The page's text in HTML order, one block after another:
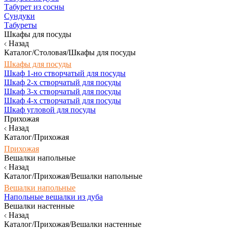
Табурет из сосны
Сундуки
Табуреты
Шкафы для посуды
Назад
Каталог/Столовая/Шкафы для посуды
Шкафы для посуды
Шкаф 1-но створчатый для посуды
Шкаф 2-х створчатый для посуды
Шкаф 3-х створчатый для посуды
Шкаф 4-х створчатый для посуды
Шкаф угловой для посуды
Прихожая
Назад
Каталог/Прихожая
Прихожая
Вешалки напольные
Назад
Каталог/Прихожая/Вешалки напольные
Вешалки напольные
Напольные вешалки из дуба
Вешалки настенные
Назад
Каталог/Прихожая/Вешалки настенные